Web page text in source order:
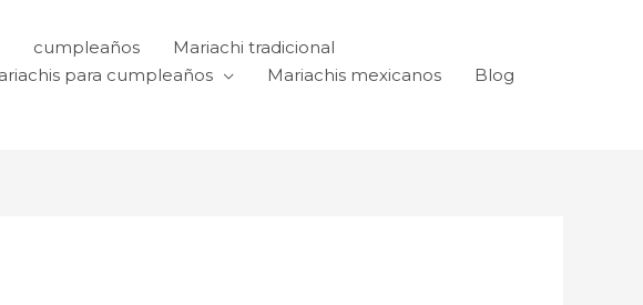
cumpleaños
Mariachi tradicional
para cumpleaños Mariachis mexicanos
Blog